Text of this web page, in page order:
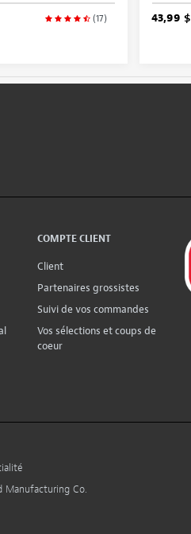
(17) 43,99 $
COMPTE CLIENT
Client
Partenaires grossistes
Suivi de vos commandes
Vos sélections et coups de
coeur
Manufacturing Co.